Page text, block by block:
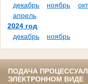
декабрь
ноябрь
апрель
2024 год
декабрь
ноябрь
ПОДАЧА
ЭЛЕКТРОННОМ ВИДЕ